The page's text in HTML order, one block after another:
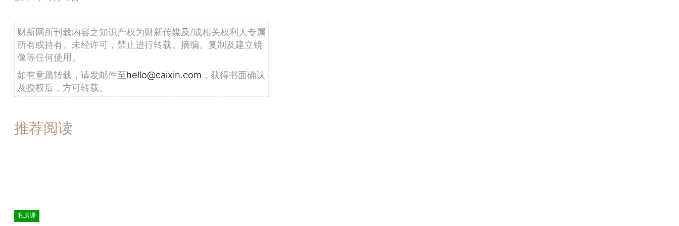
财新网所刊载内容之知识产权为财新传媒及/或相关权利人专属
所有或持有。未经许可，禁止进行转载、摘编、复制及建立镜
像等任何使用。
如有意愿转载，请发邮件至hello@caixin.com ，获得书面确认
及授权后，方可转载。
推荐阅读
私房课